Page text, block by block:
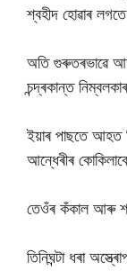
শ্বহীদ হোৱাৰ
অতি গুৰুতৰভাৱে
চন্দ্ৰকান্ত
ইয়াৰ পাছতে আহত
আন্ধেৰীৰ
তেওঁৰ কঁকাল আৰু
তিনিঘন্টা ধৰা